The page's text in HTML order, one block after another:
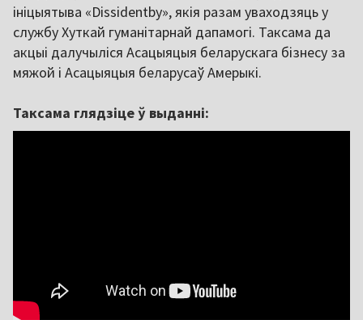
ініцыятыва «Dissidentby», якія разам уваходзяць у
службу Хуткай гуманітарнай дапамогі. Таксама да
акцыі далучыліся Асацыяцыя беларускага бізнесу за
мяжой і Асацыяцыя беларусаў Амерыкі.
Таксама глядзіце ў выданні: